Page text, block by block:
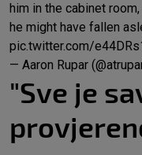
him in the cabinet
he might have fallen
pic.twitter.com/
— Aaron Rupar
"Sve je